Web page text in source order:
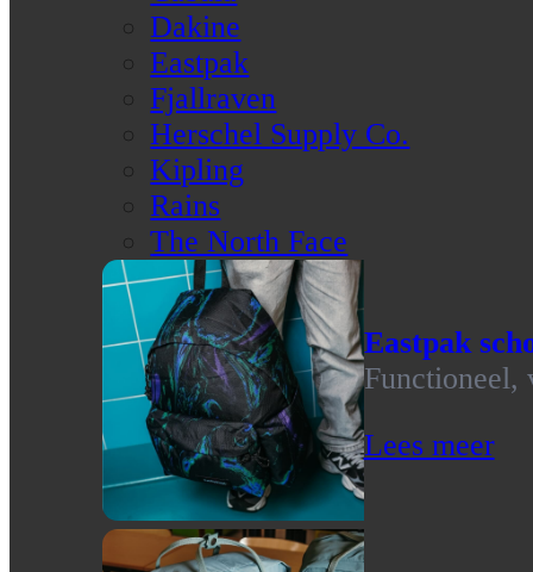
Dakine
Eastpak
Fjallraven
Herschel Supply Co.
Kipling
Rains
The North Face
Eastpak
Functioneel,
Lees meer